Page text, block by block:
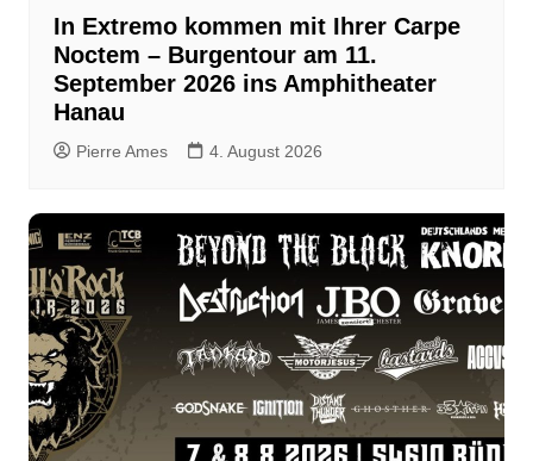
In Extremo kommen mit Ihrer Carpe
Noctem – Burgentour am 11.
September 2026 ins Amphitheater
Hanau
Pierre Ames 4. August 2026